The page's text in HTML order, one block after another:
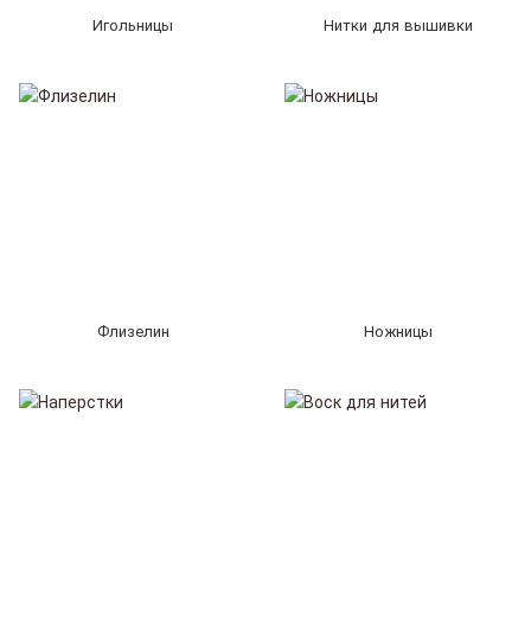
Игольницы Нитки для вышивки
Флизелин Ножницы